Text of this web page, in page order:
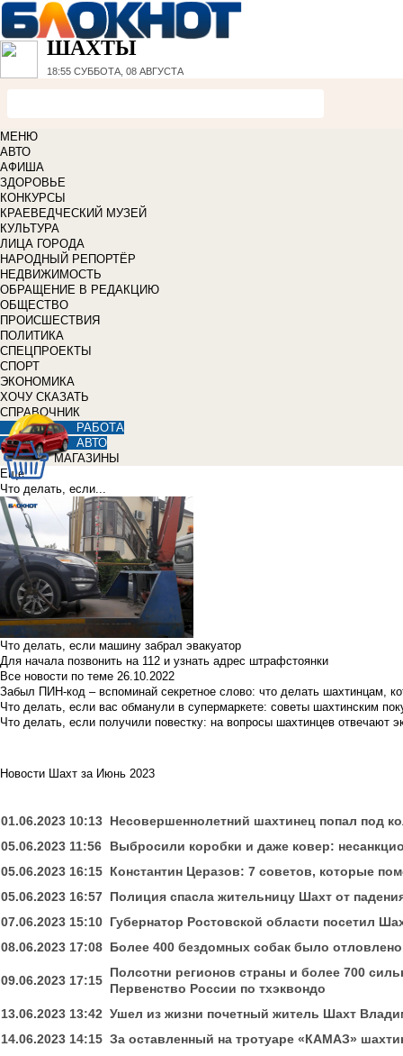
ШАХТЫ
18:55 СУББОТА, 08 АВГУСТА
МЕНЮ
АВТО
АФИША
ЗДОРОВЬЕ
КОНКУРСЫ
КРАЕВЕДЧЕСКИЙ МУЗЕЙ
КУЛЬТУРА
ЛИЦА ГОРОДА
НАРОДНЫЙ РЕПОРТЁР
НЕДВИЖИМОСТЬ
ОБРАЩЕНИЕ В РЕДАКЦИЮ
ОБЩЕСТВО
ПРОИСШЕСТВИЯ
ПОЛИТИКА
СПЕЦПРОЕКТЫ
СПОРТ
ЭКОНОМИКА
ХОЧУ СКАЗАТЬ
СПРАВОЧНИК
РАБОТА
АВТО
МАГАЗИНЫ
Еще
Что делать, если...
Что делать, если машину забрал эвакуатор
Для начала позвонить на 112 и узнать адрес штрафстоянки
Все новости по теме 26.10.2022
Забыл ПИН-код – вспоминай секретное слово: что делать шахтинцам,
Что делать, если вас обманули в супермаркете: советы шахтинским
Что делать, если получили повестку: на вопросы шахтинцев отвечают
Новости Шахт за Июнь 2023
01.06.2023 10:13 Несовершеннолетний шахтинец попал под
05.06.2023 11:56
Выбросили коробки и даже ковер:
05.06.2023 16:15 Константин Церазов: 7 советов, которые
05.06.2023 16:57 Полиция спасла жительницу Шахт от
07.06.2023 15:10 Губернатор Ростовской области посетил
08.06.2023 17:08 Более 400 бездомных собак было
09.06.2023 17:15
Полсотни регионов страны и более 700
Первенство России по тхэквондо
13.06.2023 13:42 Ушел из жизни почетный житель Шахт
14.06.2023 14:15 За оставленный на тротуаре «КАМАЗ»